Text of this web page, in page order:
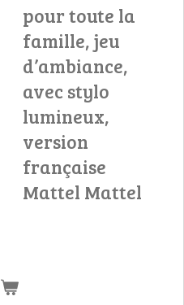
pour toute la
famille, jeu
d’ambiance,
avec stylo
lumineux,
version
française
Mattel Mattel